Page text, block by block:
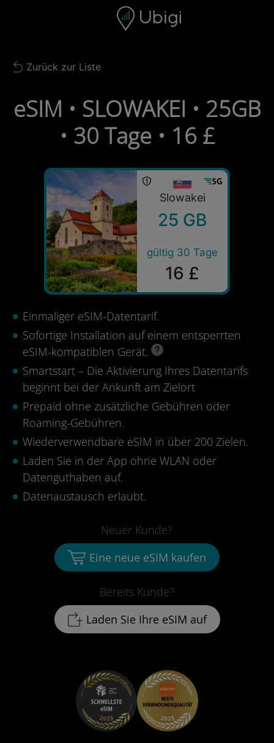
Navigationsleiste Fußzeile
Back to list
Zurück zur Liste
eSIM • SLOWAKEI • 25GB
• 30 Tage • 16 £
Slowakei
25 GB
gültig 30 Tage
16 £
Einmaliger eSIM-Datentarif.
Sofortige Installation auf einem entsperrten
eSIM-kompatiblen Gerät.
Smartstart – Die Aktivierung Ihres Datentarifs
beginnt bei der Ankunft am Zielort
Prepaid ohne zusätzliche Gebühren oder
Roaming-Gebühren.
Wiederverwendbare eSIM in über 200 Zielen.
Laden Sie in der App ohne WLAN oder
Datenguthaben auf.
Datenaustausch erlaubt.
Bereits Kunde?
Laden Sie Ihre eSIM auf
Neuer Kunde?
Eine neue eSIM kaufen